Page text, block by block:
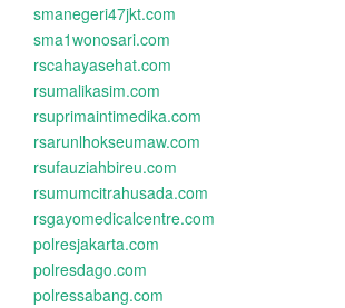
smanegeri47jkt.com
sma1wonosari.com
rscahayasehat.com
rsumalikasim.com
rsuprimaintimedika.com
rsarunlhokseumaw.com
rsufauziahbireu.com
rsumumcitrahusada.com
rsgayomedicalcentre.com
polresjakarta.com
polresdago.com
polressabang.com